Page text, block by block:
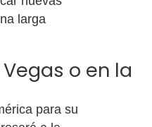
larga
o en la
para su